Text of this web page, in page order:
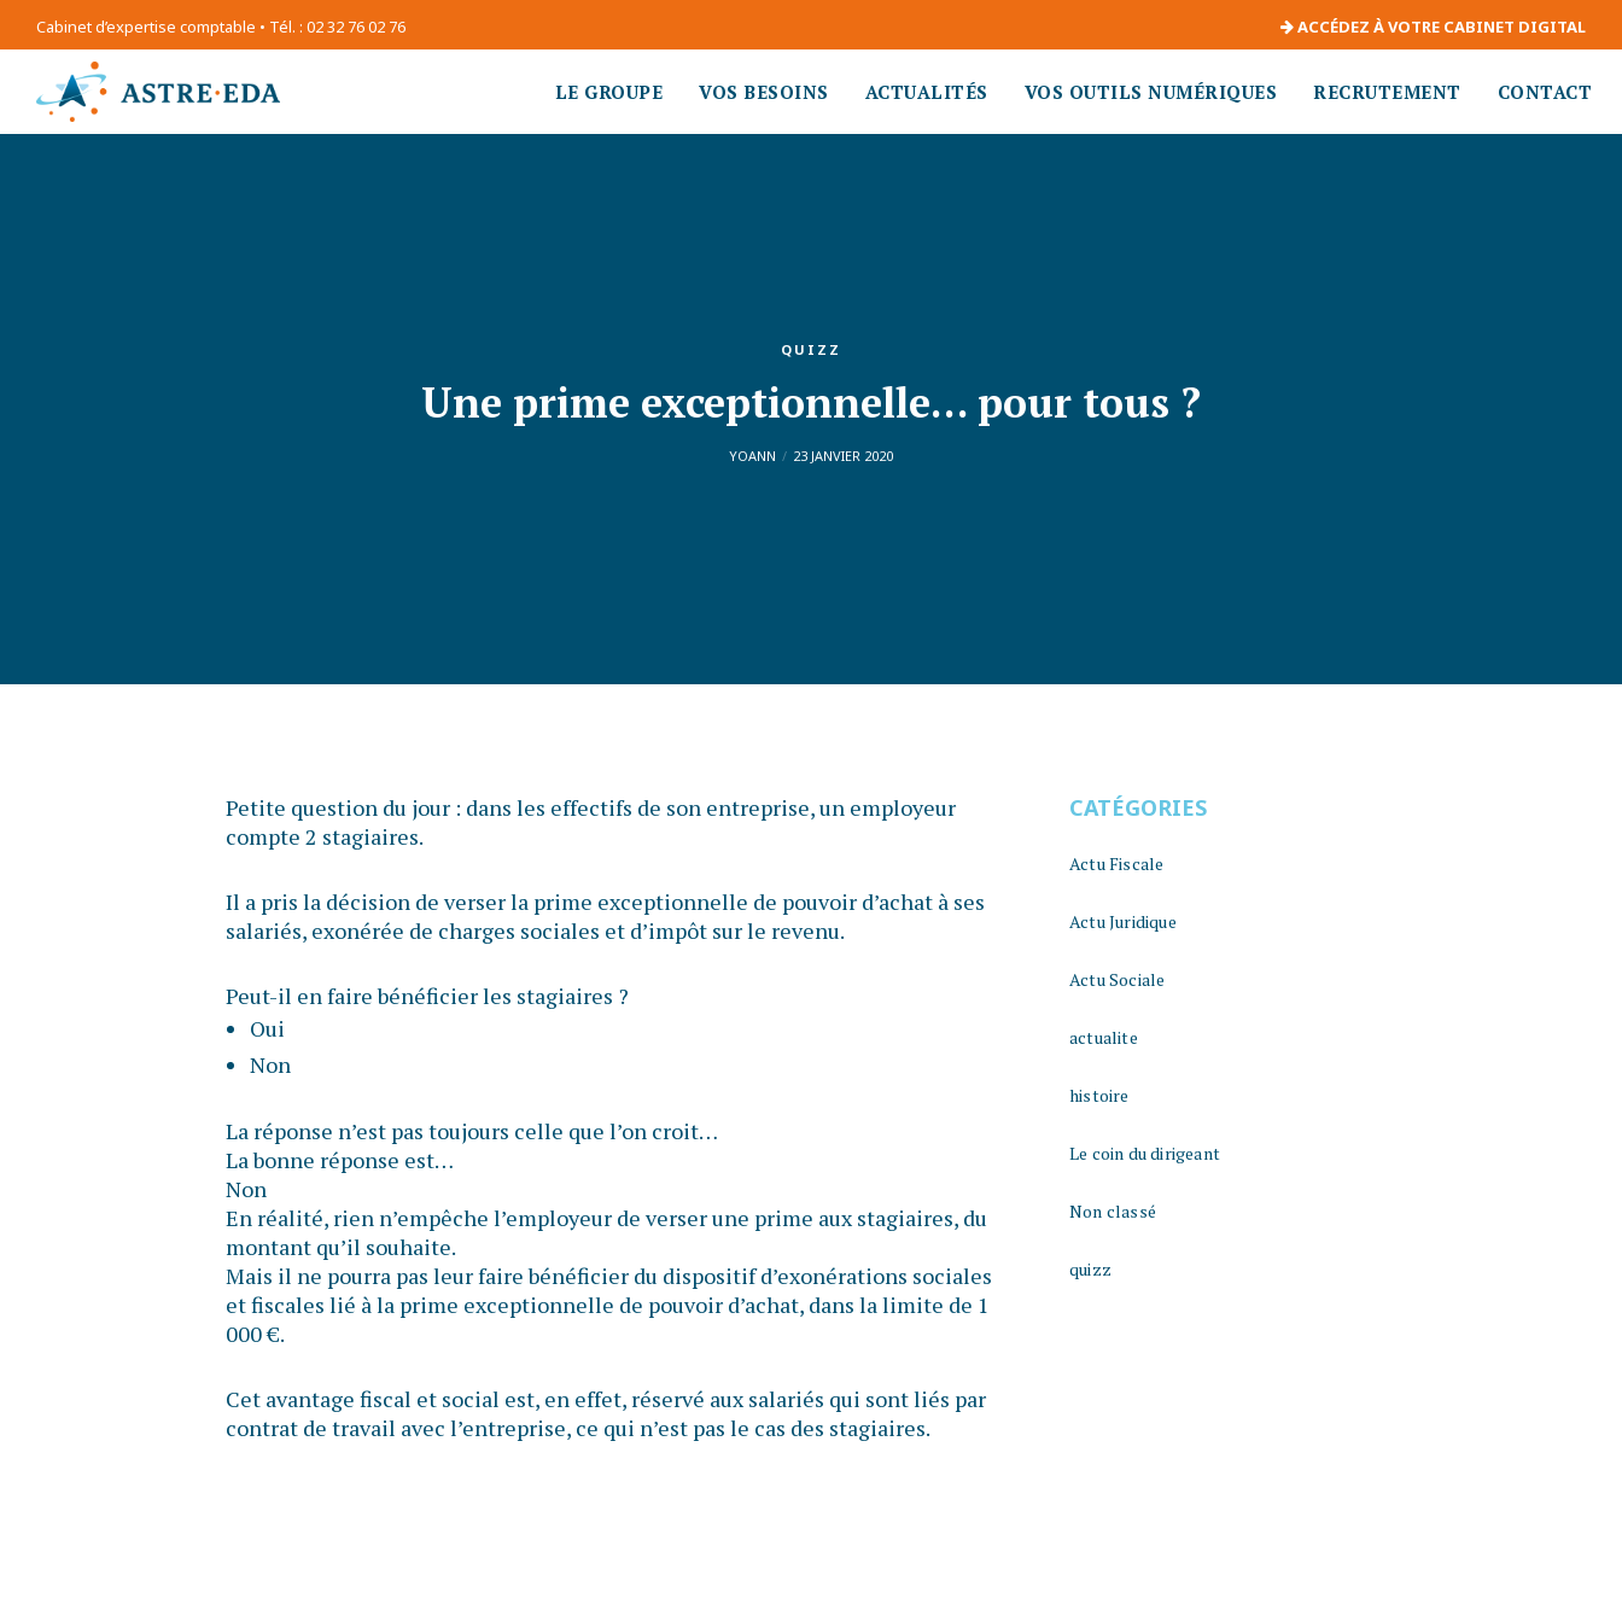
Cabinet d’expertise comptable • Tél. : 02 32 76 02 76 ACCÉDEZ À VOTRE CABINET DIGITAL
LE GROUPE VOS BESOINS ACTUALITÉS VOS OUTILS NUMÉRIQUES RECRUTEMENT CONTACT
QUIZZ
Une prime exceptionnelle… pour tous ?
YOANN 23 JANVIER 2020
Petite question du jour : dans les effectifs de son entreprise, un employeur
compte 2 stagiaires.
Il a pris la décision de verser la prime exceptionnelle de pouvoir d’achat à ses
salariés, exonérée de charges sociales et d’impôt sur le revenu.
Peut-il en faire bénéficier les stagiaires ?
Oui
Non
La réponse n’est pas toujours celle que l’on croit…
La bonne réponse est…
Non
En réalité, rien n’empêche l’employeur de verser une prime aux stagiaires, du
montant qu’il souhaite.
Mais il ne pourra pas leur faire bénéficier du dispositif d’exonérations sociales
et fiscales lié à la prime exceptionnelle de pouvoir d’achat, dans la limite de 1
000 €.
Cet avantage fiscal et social est, en effet, réservé aux salariés qui sont liés par
contrat de travail avec l’entreprise, ce qui n’est pas le cas des stagiaires.
CATÉGORIES
Actu Fiscale
Actu Juridique
Actu Sociale
actualite
histoire
Le coin du dirigeant
Non classé
quizz